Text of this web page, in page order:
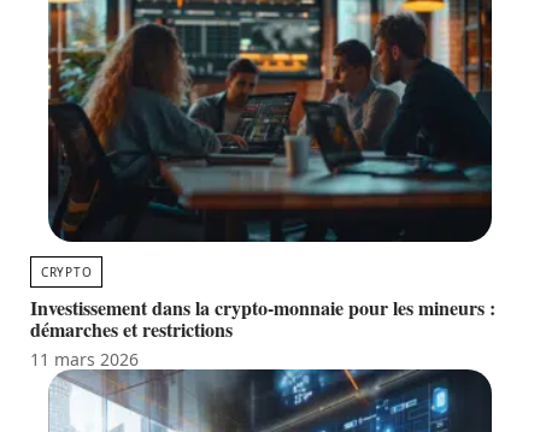
CRYPTO
Investissement dans la crypto-monnaie pour les mineurs :
démarches et restrictions
11 mars 2026